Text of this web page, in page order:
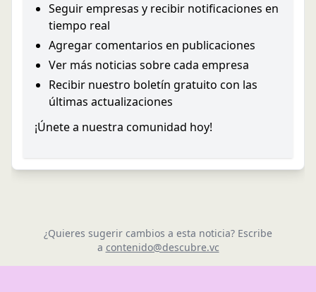
Seguir empresas y recibir notificaciones en
tiempo real
Agregar comentarios en publicaciones
Ver más noticias sobre cada empresa
Recibir nuestro boletín gratuito con las
últimas actualizaciones
¡Únete a nuestra comunidad hoy!
¿Quieres sugerir cambios a esta noticia? Escribe
a contenido@descubre.vc